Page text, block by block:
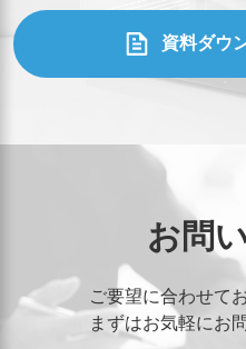
資料ダウ
お問
ご要望に合わせて
まずはお気軽にお